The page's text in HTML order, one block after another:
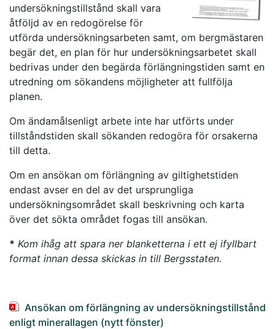
undersökningstillstånd skall vara
åtföljd av en redogörelse för
utförda undersökningsarbeten samt, om bergmästaren
begär det, en plan för hur undersökningsarbetet skall
bedrivas under den begärda förlängningstiden samt en
utredning om sökandens möjligheter att fullfölja
planen.
Om ändamålsenligt arbete inte har utförts under
tillståndstiden skall sökanden redogöra för orsakerna
till detta.
Om en ansökan om förlängning av giltighetstiden
endast avser en del av det ursprungliga
undersökningsområdet skall beskrivning och karta
över det sökta området fogas till ansökan.
* Kom ihåg att spara ner blanketterna i ett ej ifyllbart
format innan dessa skickas in till Bergsstaten.
Ansökan om förlängning av undersökningstillstånd
enligt minerallagen (nytt fönster)